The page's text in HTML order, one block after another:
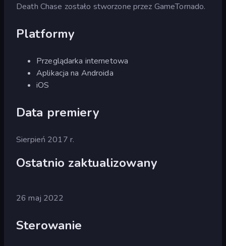
Death Chase zostało stworzone przez GameTornado.
Platformy
Przeglądarka internetowa
Aplikacja na Androida
iOS
Data premiery
Sierpień 2017 r.
Ostatnio zaktualizowany
26 maj 2022
Sterowanie